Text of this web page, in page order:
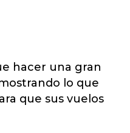
hacer una gran
lo que
que sus vuelos